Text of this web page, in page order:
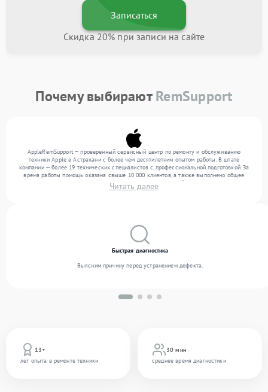
Записаться
Скидка 20% при записи на сайте
Почему выбираютRemSupport
AppleRemSupport — проверенный сервисный центр по ремонту и обслуживанию
техники Apple в Астрахани с более чем десятилетним опытом работы. В штате
компании — более 19 технических специалистов с профессиональной подготовкой. За
время работы помощь оказана свыше 10 000 клиентов, а также выполнено общее
число ремонтов превысило 12 000. Ежемесячно в сервисный центр поступает более
300 обращений, включая , , . Мы устраняем поломки любой сложности и предлагаем
Читать далее
13+
лет опыта в ремонте техники
30 мин
среднее время диагностики
Быстрая диагностика
Выясним причину перед устранением дефекта.